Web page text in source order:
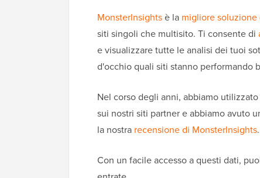
MonsterInsightsè la migliore
siti singoli che multisito. Ti consente di
e visualizzare tutte le analisi dei tuoi
d'occhio quali siti stanno performando
Nel corso degli anni, abbiamo
sui nostri siti partner e abbiamo avuto
la nostra recensione di MonsterInsights.
Con un facile accesso a questi dati,